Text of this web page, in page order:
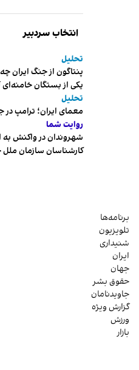
انتخاب سردبیر
تحلیل
پنتاگون از جنگ ایران
یکی از بستگان
تحلیل
معمای ایران؛ ترامپ
روایت شما
شهروندان در واکنش به
کارشناسان سازمان ملل
برنامه‌ها
تلویزیون
شنیداری
ایران
جهان
حقوق بشر
جاویدنامان
گزارش ویژه
ورزش
بازار